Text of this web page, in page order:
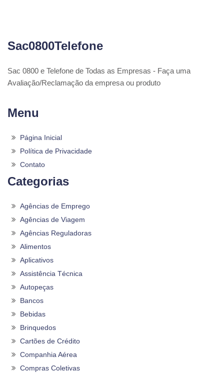
Sac0800Telefone
Sac 0800 e Telefone de Todas as Empresas - Faça uma
Avaliação/Reclamação da empresa ou produto
Menu
Página Inicial
Política de Privacidade
Contato
Categorias
Agências de Emprego
Agências de Viagem
Agências Reguladoras
Alimentos
Aplicativos
Assistência Técnica
Autopeças
Bancos
Bebidas
Brinquedos
Cartões de Crédito
Companhia Aérea
Compras Coletivas